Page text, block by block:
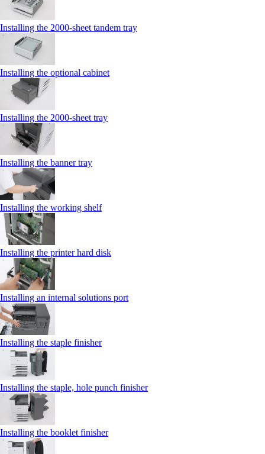
Installing the 2000‑sheet tandem tray
Installing the optional cabinet
Installing the 2000‑sheet tray
Installing the banner tray
Installing the working shelf
Installing the printer hard disk
Installing an internal solutions port
Installing the staple finisher
Installing the staple, hole punch finisher
Installing the booklet finisher